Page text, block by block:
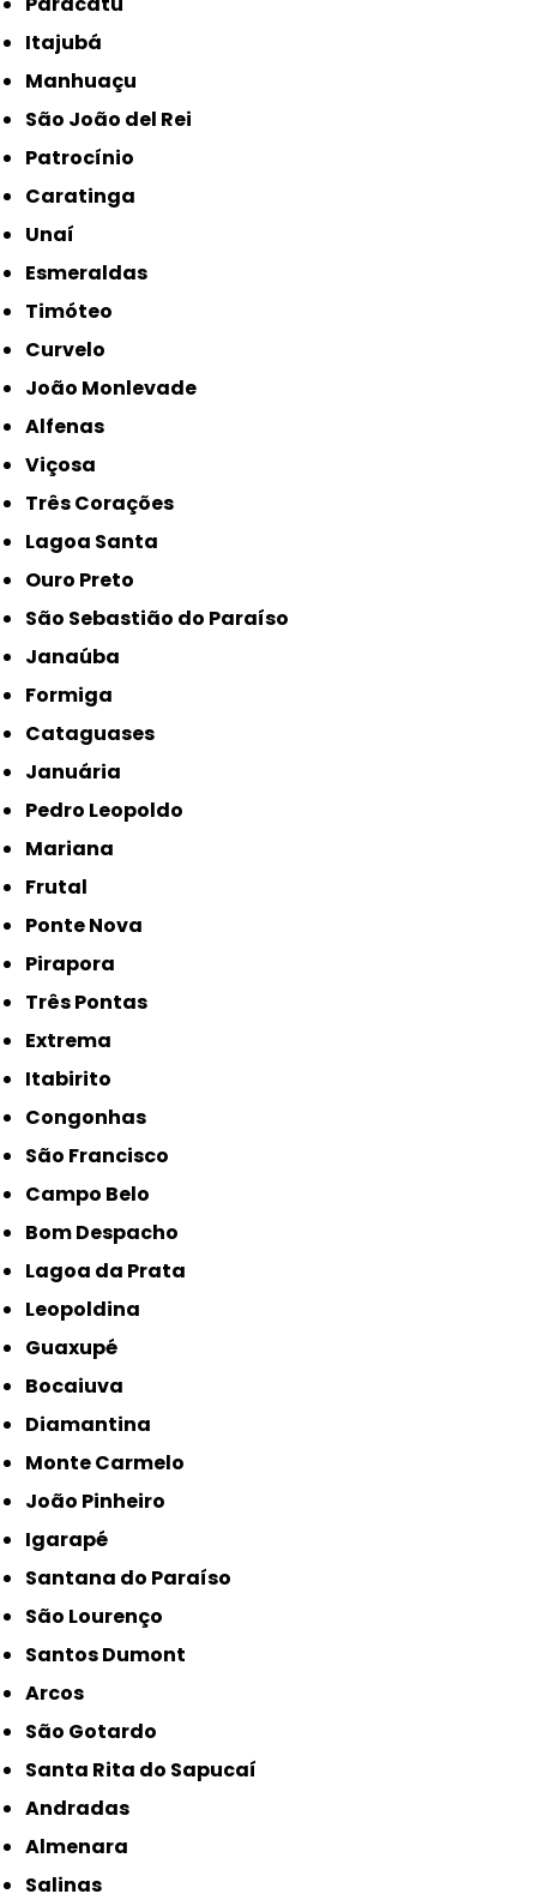
Itajubá
Manhuaçu
São João del Rei
Patrocínio
Caratinga
Unaí
Esmeraldas
Timóteo
Curvelo
João Monlevade
Alfenas
Viçosa
Três Corações
Lagoa Santa
Ouro Preto
São Sebastião do Paraíso
Janaúba
Formiga
Cataguases
Januária
Pedro Leopoldo
Mariana
Frutal
Ponte Nova
Pirapora
Três Pontas
Extrema
Itabirito
Congonhas
São Francisco
Campo Belo
Bom Despacho
Lagoa da Prata
Leopoldina
Guaxupé
Bocaiuva
Diamantina
Monte Carmelo
João Pinheiro
Igarapé
Santana do Paraíso
São Lourenço
Santos Dumont
Arcos
São Gotardo
Santa Rita do Sapucaí
Andradas
Almenara
Salinas